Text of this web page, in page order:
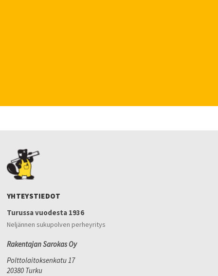
YHTEYSTIEDOT
Turussa vuodesta 1936
Neljännen sukupolven perheyritys
Rakentajan Sarokas Oy
Polttolaitoksenkatu 17
20380 Turku